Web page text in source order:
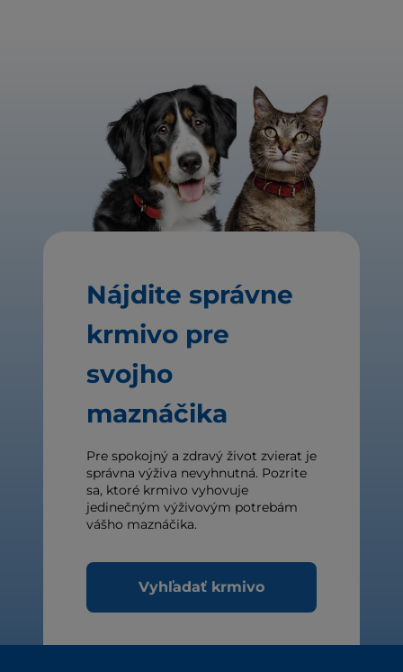
Nájdite správne
krmivo pre
svojho
maznáčika
Pre spokojný a zdravý život zvierat je
správna výživa nevyhnutná. Pozrite
sa, ktoré krmivo vyhovuje
jedinečným výživovým potrebám
vášho maznáčika.
Vyhľadať krmivo